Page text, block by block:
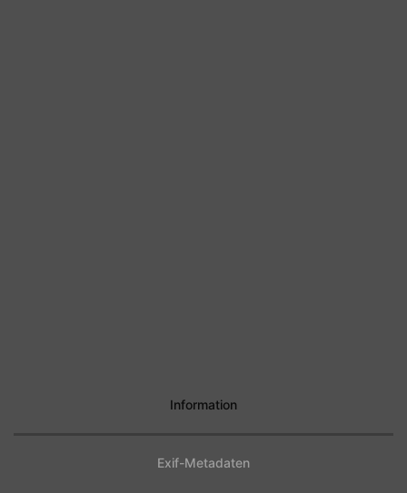
Information
Exif-Metadaten